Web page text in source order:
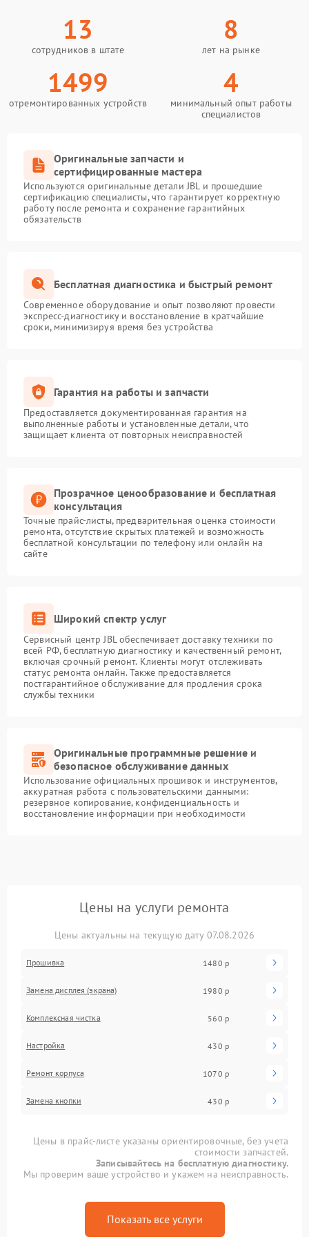
13
сотрудников в штате
8
лет на рынке
1499
отремонтированных устройств
4
минимальный опыт работы
специалистов
Оригинальные запчасти и
сертифицированные мастера
Используются оригинальные детали JBL и прошедшие
сертификацию специалисты, что гарантирует корректную
работу после ремонта и сохранение гарантийных
обязательств
Бесплатная диагностика и быстрый ремонт
Современное оборудование и опыт позволяют провести
экспресс-диагностику и восстановление в кратчайшие
сроки, минимизируя время без устройства
Гарантия на работы и запчасти
Предоставляется документированная гарантия на
выполненные работы и установленные детали, что
защищает клиента от повторных неисправностей
Прозрачное ценообразование и бесплатная
консультация
Точные прайс-листы, предварительная оценка стоимости
ремонта, отсутствие скрытых платежей и возможность
бесплатной консультации по телефону или онлайн на
сайте
Широкий спектр услуг
Сервисный центр JBL обеспечивает доставку техники по
всей РФ, бесплатную диагностику и качественный ремонт,
включая срочный ремонт. Клиенты могут отслеживать
статус ремонта онлайн. Также предоставляется
постгарантийное обслуживание для продления срока
службы техники
Оригинальные программные решение и
безопасное обслуживание данных
Использование официальных прошивок и инструментов,
аккуратная работа с пользовательскими данными:
резервное копирование, конфиденциальность и
восстановление информации при необходимости
Цены на услуги ремонта
Цены актуальны на текущую дату 07.08.2026
Прошивка 1480 р
Замена дисплея (экрана) 1980 р
Комплексная чистка 560 р
Настройка 430 р
Ремонт корпуса 1070 р
Замена кнопки 430 р
Цены в прайс-листе указаны ориентировочные, без учета
стоимости запчастей.
Записывайтесь на бесплатную диагностику.
Мы проверим ваше устройство и укажем на неисправность.
Показать все услуги